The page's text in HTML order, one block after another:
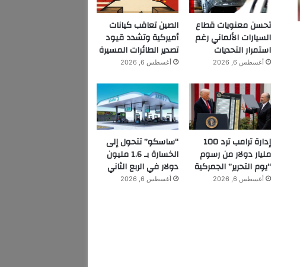
تحسن معنويات قطاع
السيارات الألماني رغم
استمرار التحديات
أغسطس 6, 2026
الصين تعاقب كيانات
أميركية وتشدد قيود
تصدير الطائرات المسيرة
أغسطس 6, 2026
إدارة ترامب ترد 100
مليار دولار من رسوم
“يوم التحرير” الجمركية
أغسطس 6, 2026
“ساسكو” تتحول إلى
الخسارة بـ 1.6 مليون
دولار في الربع الثاني
أغسطس 6, 2026